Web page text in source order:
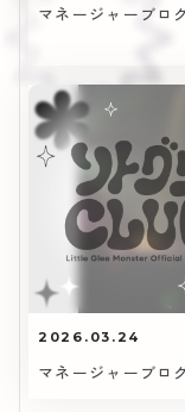
マネージャーブロ
2026.03.24
マネージャーブロ